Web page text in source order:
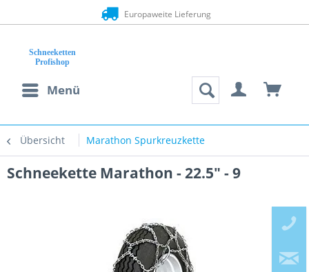
Europaweite Lieferung
Menü
Übersicht Marathon Spurkreuzkette
Schneekette Marathon - 22.5" - 9